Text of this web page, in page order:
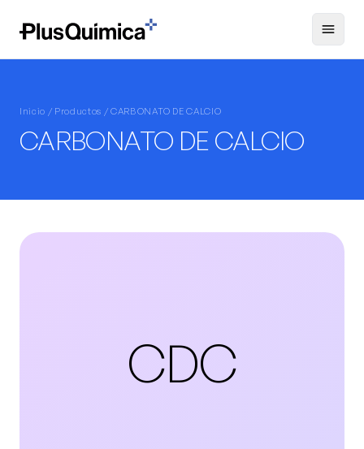
Inicio / Productos / CARBONATO DE CALCIO
CARBONATO DE CALCIO
CDC